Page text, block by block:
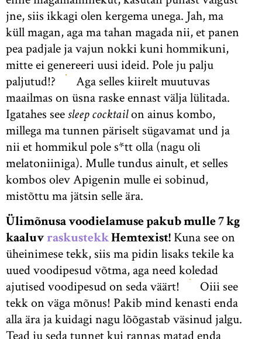
jne, siis ikkagi olen kergema unega. Jah, ma
küll magan, aga ma tahan magada nii, et panen
pea padjale ja vajun nokki kuni hommikuni,
mitte ei genereeri uusi ideid. Pole ju palju
paljutud!?
Aga selles kiirelt muutuvas
maailmas on üsna raske ennast välja lülitada.
Igatahes seesleep cocktailon ainus kombo,
millega ma tunnen päriselt sügavamat und ja
nii et hommikul pole s*tt olla (nagu oli
melatoniiniga). Mulle tundus ainult, et selles
kombos olev Apigenin mulle ei sobinud,
mistõttu ma jätsin selle ära.
Ülimõnusa voodielamuse pakub mulle 7 kg
kaaluvraskustekkHemtexist! Kuna see on
üheinimese tekk, siis ma pidin lisaks tekile ka
uued voodipesud võtma, aga need koledad
ajutised voodipesud on seda väärt!
Oiii see
tekk on väga mõnus! Pakib mind kenasti enda
alla ära ja kuidagi nagu lõõgastab väsinud jalgu.